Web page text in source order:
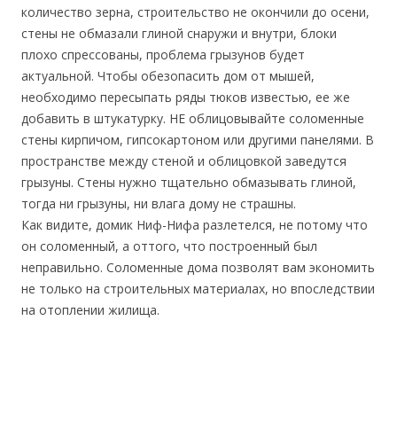
количество зерна, строительство не окончили до осени,
стены не обмазали глиной снаружи и внутри, блоки
плохо спрессованы, проблема грызунов будет
актуальной. Чтобы обезопасить дом от мышей,
необходимо пересыпать ряды тюков известью, ее же
добавить в штукатурку. НЕ облицовывайте соломенные
стены кирпичом, гипсокартоном или другими панелями. В
пространстве между стеной и облицовкой заведутся
грызуны. Стены нужно тщательно обмазывать глиной,
тогда ни грызуны, ни влага дому не страшны.
Как видите, домик Ниф-Нифа разлетелся, не потому что
он соломенный, а оттого, что построенный был
неправильно. Соломенные дома позволят вам экономить
не только на строительных материалах, но впоследствии
на отоплении жилища.